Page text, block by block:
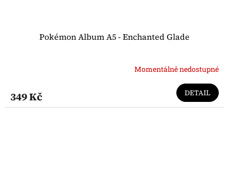
Pokémon Album A5 - Enchanted Glade
Momentálně nedostupné
349 Kč DETAIL